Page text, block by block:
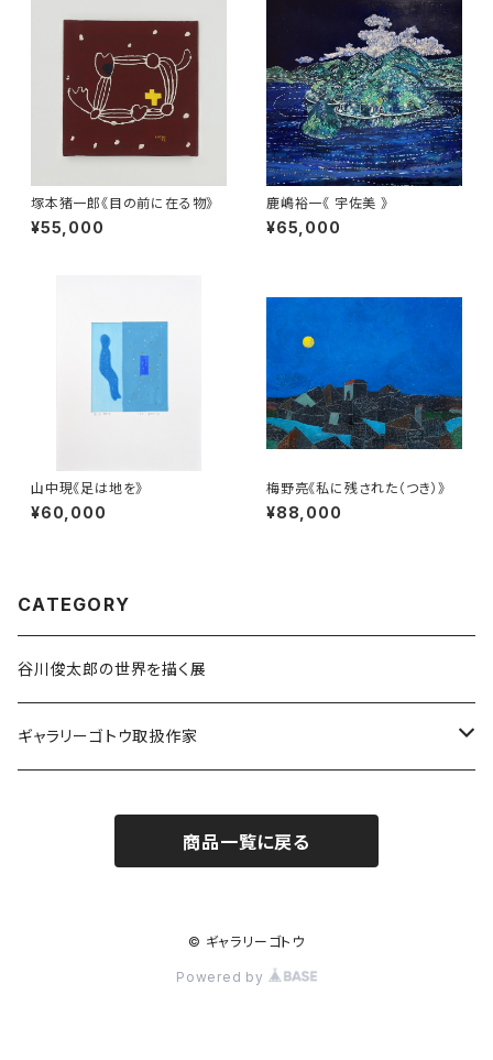
塚本猪一郎《目の前に在る物》
¥55,000
鹿嶋裕一《 宇佐美 》
¥65,000
山中現《足は地を》
¥60,000
梅野亮《私に残された（つき）》
¥88,000
CATEGORY
谷川俊太郎の世界を描く展
ギャラリーゴトウ取扱作家
商品一覧に戻る
© ギャラリーゴトウ
Powered by